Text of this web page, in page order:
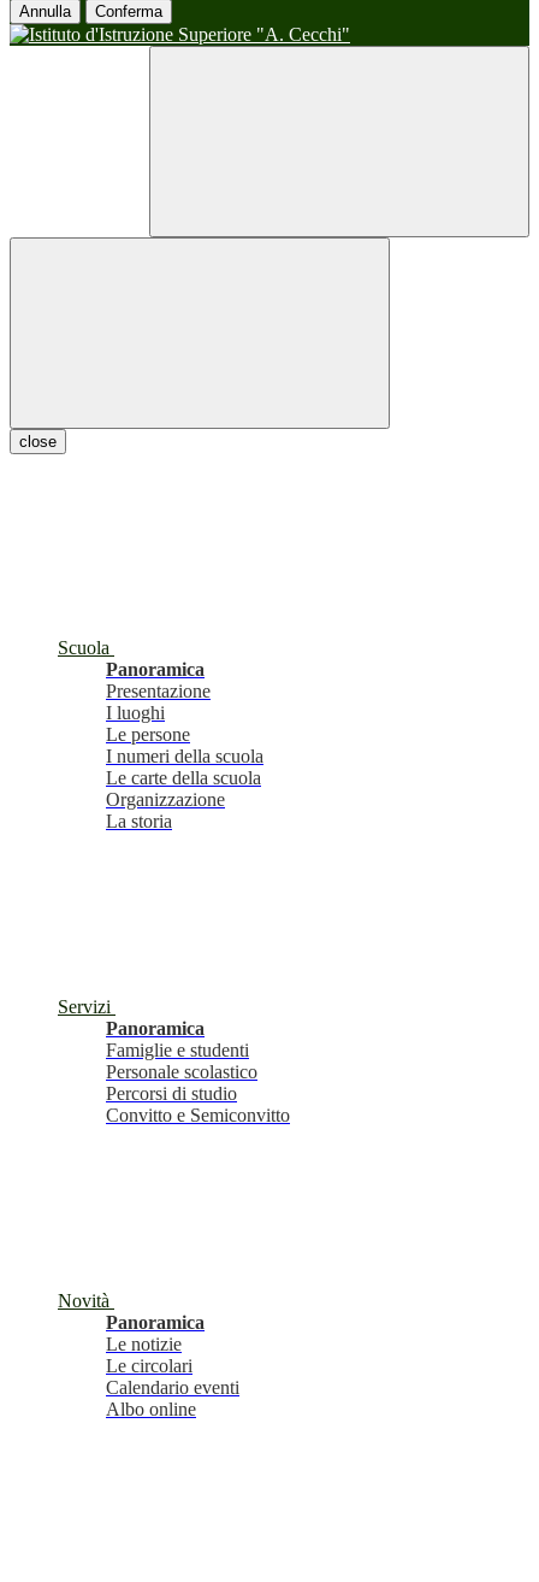
Annulla Conferma
close
Scuola
Panoramica
Presentazione
I luoghi
Le persone
I numeri della scuola
Le carte della scuola
Organizzazione
La storia
Servizi
Panoramica
Famiglie e studenti
Personale scolastico
Percorsi di studio
Convitto e Semiconvitto
Novità
Panoramica
Le notizie
Le circolari
Calendario eventi
Albo online